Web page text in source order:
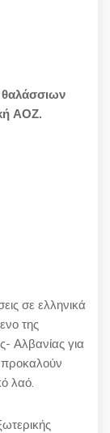
ΑΟΖ.
σε ελληνικά
της
Αλβανίας για
λαό.